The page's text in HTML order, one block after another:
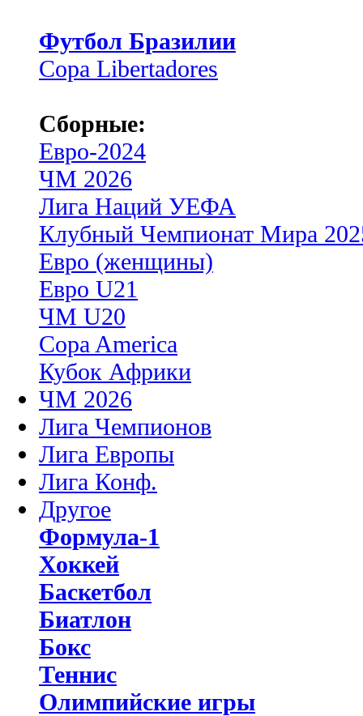
Футбол Бразилии
Copa Libertadores
Сборные:
Евро-2024
ЧМ 2026
Лига Наций УЕФА
Клубный Чемпионат Мира
Евро (женщины)
Евро U21
ЧМ U20
Copa America
Кубок Африки
ЧМ 2026
Лига Чемпионов
Лига Европы
Лига Конф.
Другое
Формула-1
Хоккей
Баскетбол
Биатлон
Бокс
Теннис
Олимпийские игры